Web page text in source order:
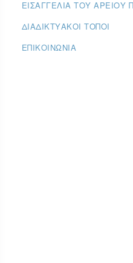
ΕΙΣΑΓΓΕΛΊΑ ΤΟΥ ΑΡΕΊΟΥ
ΔΙΑΔΙΚΤΥΑΚΟΊ ΤΌΠΟΙ
ΕΠΙΚΟΙΝΩΝΊΑ